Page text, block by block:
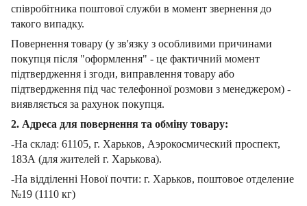
співробітника поштової служби в момент звернення до
такого випадку.
Повернення товару (у зв'язку з особливими причинами
покупця після "оформлення" - це фактичний момент
підтвердження і згоди, виправлення товару або
підтвердження під час телефонної розмови з менеджером) -
виявляється за рахунок покупця.
2. Адреса для повернення та обміну товару:
-На склад: 61105, г. Харьков, Аэрокосмический проспект,
183А (для жителей г. Харькова).
-На відділенні Нової почти: г. Харьков, поштовое отделение
№19 (1110 кг)